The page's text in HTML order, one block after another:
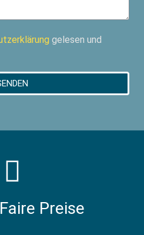
gelesen und
Preise